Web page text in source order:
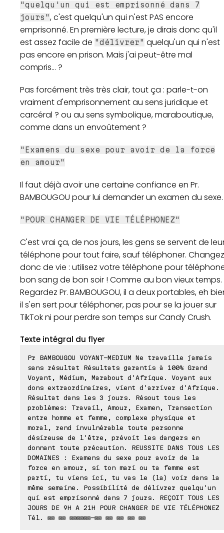
"quelqu'un qui est emprisonné dans 7
jours", c'est quelqu'un qui n'est PAS encore
emprisonné. En première lecture, je dirais donc qu'il
est assez facile de "délivrer" quelqu'un qui n'est
pas encore en prison. Mais j'ai peut-être mal
compris... ?
Pas forcément très très clair, tout ça : parle-t-on
vraiment d'emprisonnement au sens juridique et
carcéral ? ou au sens symbolique, maraboutique,
comme dans un envoûtement ?
"Examens du sexe pour avoir de la force
en amour"
Il faut déjà avoir une certaine confiance en Pr.
BAMBOUGOU pour lui demander un examen du sexe.
"POUR CHANGER DE VIE TÉLÉPHONEZ"
C'est vrai ça, de nos jours, les gens se servent de
téléphone pour tout faire, sauf téléphoner. Changez
donc de vie : utilisez votre téléphone pour
bon sang de bon soir ! Comme au bon vieux temps.
Regardez Pr. BAMBOUGOU, il a deux portables, eh
il s'en sert pour téléphoner, pas pour se la jouer sur
TikTok ni pour perdre son temps sur Candy Crush.
Texte intégral du flyer
Pr BAMBOUGOU VOYANT-MEDIUM Ne travaille jamais
sans résultat Résultats garantis à 100% Grand
Voyant, Médium, Marabout d'Afrique. Voyant aux
dons extraordinaires, vient d'arriver d'Afrique.
Résultat dans les 3 jours. Résout tous les
problèmes: Travail, Amour, Examen, Transaction
entre homme et femme, complexe physique et
moral, rend invulnérable toute personne
désireuse de l'être, prévoit les dangers en
donnant toute précaution. REUSSITE DANS TOUS LES
DOMAINES : Examens du sexe pour avoir de la
force en amour, si ton mari ou ta femme est
parti, tu viens ici, tu vas le (la) voir dans la
même semaine. Possibilité de délivrer quelqu'un
qui est emprisonné dans 7 jours. REÇOIT TOUS LES
JOURS DE 9H A 21H POUR CHANGER DE VIE TÉLÉPHONEZ
Tél. ⊠⊠ ⊠⊠ ⊠⊠⊠⊠⊠⊠-⊠⊠ ⊠⊠ ⊠⊠ ⊠⊠ ⊠⊠